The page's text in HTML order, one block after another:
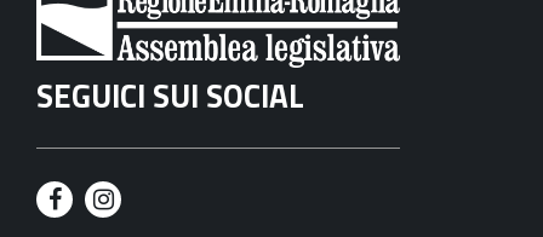
SEGUICI SUI SOCIAL
F
I